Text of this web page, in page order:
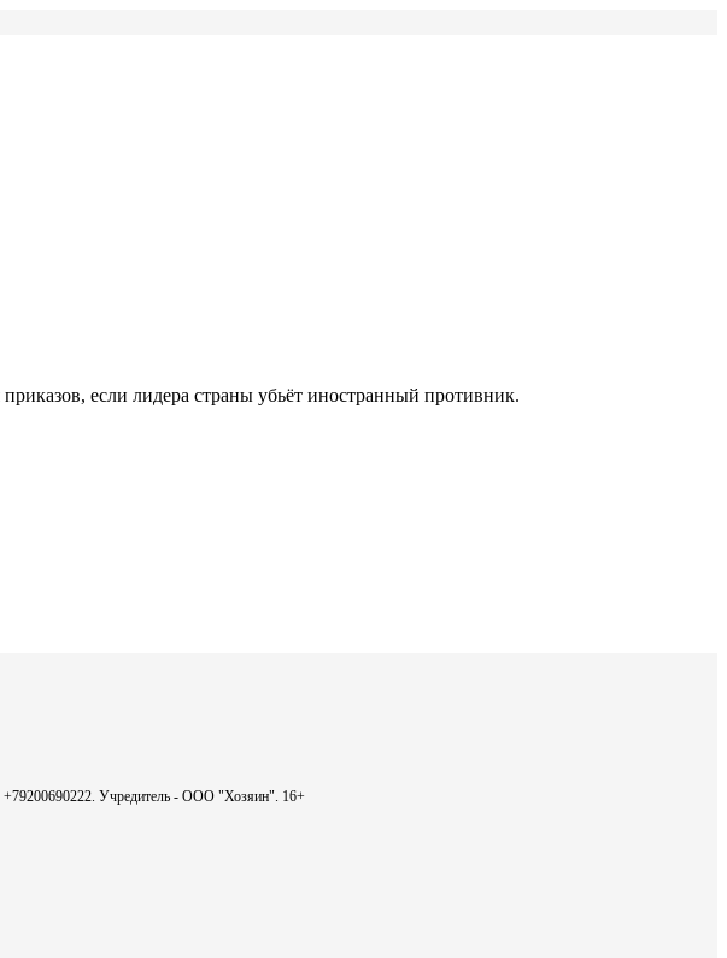
если лидера страны убьёт иностранный противник.
+79200690222. Учредитель - ООО "Хозяин". 16+